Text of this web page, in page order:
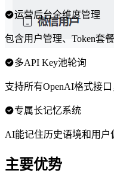
运营后台全维度管理
包含用户管理、Token套
多API Key池轮询
支持所有OpenAI格式接
专属长记忆系统
AI能记住历史语境和用户
主要优势